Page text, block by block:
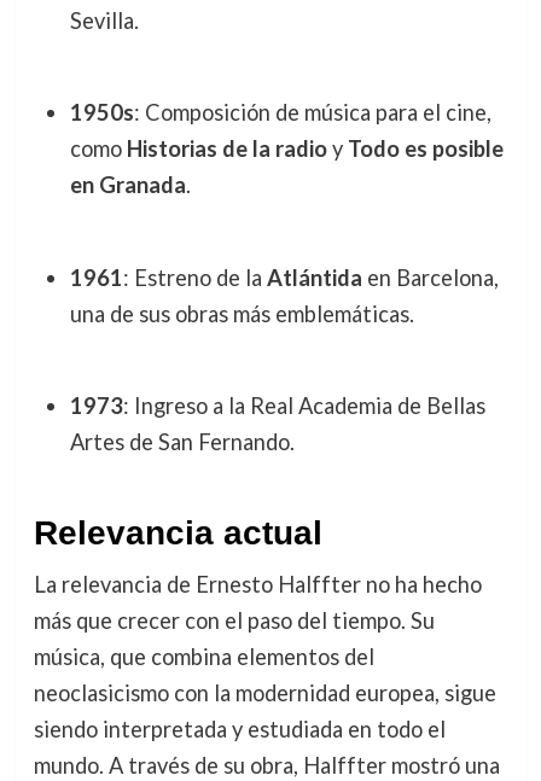
Sevilla.
1950s: Composición de música para el cine,
como Historias de la radioy Todo es posible
en Granada.
1961: Estreno de la Atlántida en Barcelona,
una de sus obras más emblemáticas.
1973: Ingreso a la Real Academia de Bellas
Artes de San Fernando.
Relevancia actual
La relevancia de Ernesto Halffter no ha hecho
más que crecer con el paso del tiempo. Su
música, que combina elementos del
neoclasicismo con la modernidad europea, sigue
siendo interpretada y estudiada en todo el
mundo. A través de su obra, Halffter mostró una